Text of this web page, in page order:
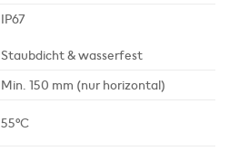
IP67
Staubdicht & wasserfest
Min. 150 mm (nur horizontal)
55°C